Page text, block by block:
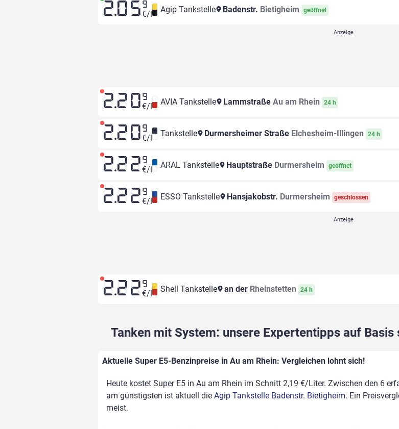
2.05 9
€/l Agip Tankstelle Badenstr. Bietigheim geöffnet
2.20 9
€/l AVIA Tankstelle Lammstraße Au am Rhein 24 h
2.20 9
€/l Tankstelle Durmersheimer Straße Elchesheim-Illingen 24 h
2.22 9
€/l ARAL Tankstelle Hauptstraße Durmersheim geöffnet
2.22 9
€/l ESSO Tankstelle Hansjakobstr. Durmersheim geschlossen
2.22 9
€/l Shell Tankstelle an der Rheinstetten 24 h
Tanken mit System: unsere Expertentipps auf
Aktuelle Super E5-Benzinpreise in Au am Rhein: Vergleichen lohnt sich!
Heute kostet Super E5 in Au am Rhein im Schnitt 2,19 €/Liter. Zwischen den 6
am günstigsten ist aktuell die Agip Tankstelle Badenstr. Bietigheim. Ein
meist.